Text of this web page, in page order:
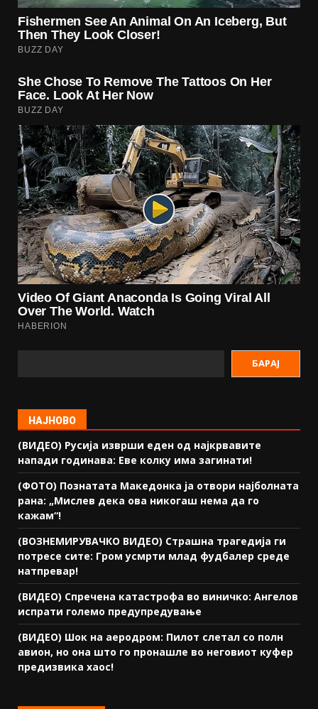
БАРАЈ
НАЈНОВО
(ВИДЕО) Русија изврши еден од најкрвавите
напади годинава: Еве колку има загинати!
(ФОТО) Познатата Македонка ја отвори најболната
рана: „Мислев дека ова никогаш нема да го
кажам“!
(ВОЗНЕМИРУВАЧКО ВИДЕО) Страшна трагедија ги
потресе сите: Гром усмрти млад фудбалер среде
натпревар!
(ВИДЕО) Спречена катастрофа во виничко: Ангелов
испрати големо предупредување
(ВИДЕО) Шок на аеродром: Пилот слетал со полн
авион, но она што го пронашле во неговиот куфер
предизвика хаос!